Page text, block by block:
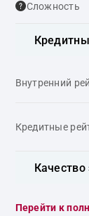
Сложность
Внутренний
Кредитные
Качество
Перейти к